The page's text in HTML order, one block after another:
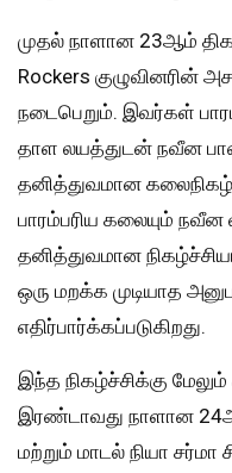
முதல் நாளான 23ஆம்
Rockers குழுவினரின்
நடைபெறும். இவர்கள்
தாள லயத்துடன் நவீன
தனித்துவமான
பாரம்பரிய கலையும்
தனித்துவமான
ஒரு மறக்க முடியாத
எதிர்பார்க்கப்படுகிறது.
இந்த நிகழ்ச்சிக்கு மேலும்
இரண்டாவது நாளான
மற்றும் மாடல் நியா சர்மா